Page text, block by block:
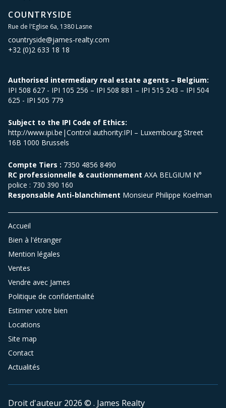
COUNTRYSIDE
Rue de l'Eglise 6a, 1380 Lasne
countryside@james-realty.com
+32 (0)2 633 18 18
Authorised intermediary real estate agents – Belgium:
IPI 508 627 - IPI 105 256 – IPI 508 881 – IPI 515 243 – IPI 504
625 - IPI 505 779
Subject to the IPI Code of Ethics:
http://www.ipi.be|Control authority:IPI – Luxembourg Street
16B 1000 Brussels
Compte Tiers : 7350 4856 8490
RC professionnelle & cautionnement AXA BELGIUM N°
police : 730 390 160
Responsable Anti-blanchiment Monsieur Philippe Koelman
Accueil
Bien à l'étranger
Mention légales
Ventes
Vendre avec James
Politique de confidentialité
Estimer votre bien
Locations
Site map
Contact
Actualités
Droit d'auteur 2026 © . James Realty